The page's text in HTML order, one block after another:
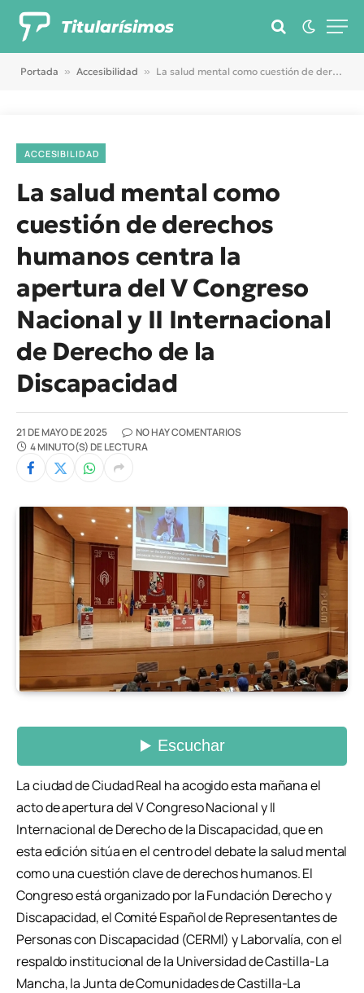
Titularísimos
Portada » Accesibilidad » La salud mental como cuestión de derechos humanos centra la apertura del V Congreso Nacional y II Internacional de Derecho de la Discapacidad
ACCESIBILIDAD
La salud mental como
cuestión de derechos
humanos centra la
apertura del V Congreso
Nacional y II Internacional
de Derecho de la
Discapacidad
21 DE MAYO DE 2025
NO HAY COMENTARIOS
4 MINUTO(S) DE LECTURA
La ciudad de Ciudad Real ha acogido esta mañana el
acto de apertura del V Congreso Nacional y II
Internacional de Derecho de la Discapacidad, que en
esta edición sitúa en el centro del debate la salud mental
como una cuestión clave de derechos humanos. El
Congreso está organizado por la Fundación Derecho y
Discapacidad, el Comité Español de Representantes de
Personas con Discapacidad (CERMI) y Laborvalía, con el
respaldo institucional de la Universidad de Castilla-La
Mancha, la Junta de Comunidades de Castilla-La